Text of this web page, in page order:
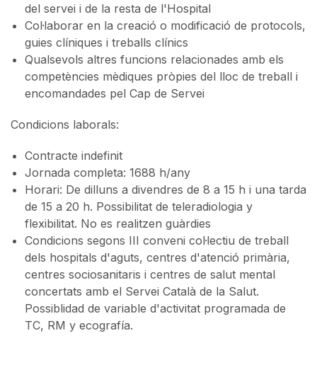
del servei i de la resta de l'Hospital
Col·laborar en la creació o modificació de protocols,
guies clíniques i treballs clínics
Qualsevols altres funcions relacionades amb els
competències mèdiques pròpies del lloc de treball i
encomandades pel Cap de Servei
Condicions laborals:
Contracte indefinit
Jornada completa: 1688 h/any
Horari: De dilluns a divendres de 8 a 15 h i una tarda
de 15 a 20 h. Possibilitat de teleradiologia y
flexibilitat. No es realitzen guàrdies
Condicions segons III conveni col·lectiu de treball
dels hospitals d'aguts, centres d'atenció primària,
centres sociosanitaris i centres de salut mental
concertats amb el Servei Català de la Salut.
Possiblidad de variable d'activitat programada de
TC, RM y ecografía.